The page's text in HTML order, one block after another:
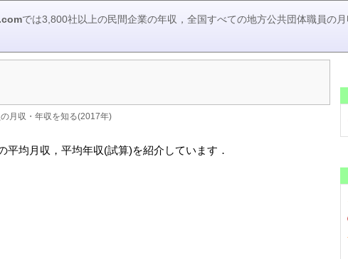
では3,800社以上の民間企業の年収，全国すべての地方公共団体職員の
月収・年収を知る(2017年)
平均月収，平均年収(試算)を紹介しています．